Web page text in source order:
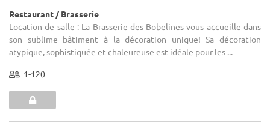
Restaurant / Brasserie
Location de salle : La Brasserie des Bobelines vous accueille dans
son sublime bâtiment à la décoration unique! Sa décoration
atypique, sophistiquée et chaleureuse est idéale pour les ...
1-120